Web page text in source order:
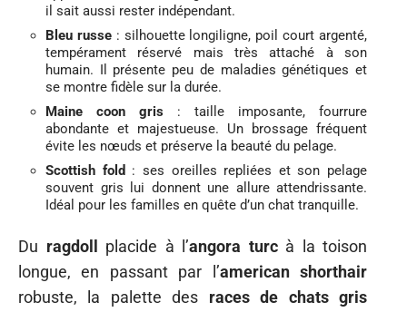
il sait aussi rester indépendant.
Bleu russe: silhouette longiligne, poil court argenté,
tempérament réservé mais très attaché à son
humain. Il présente peu de maladies génétiques et
se montre fidèle sur la durée.
Maine coon gris : taille imposante, fourrure
abondante et majestueuse. Un brossage fréquent
évite les nœuds et préserve la beauté du pelage.
Scottish fold : ses oreilles repliées et son pelage
souvent gris lui donnent une allure attendrissante.
Idéal pour les familles en quête d’un chat tranquille.
Du ragdoll placide à l’angora turcà la toison
longue, en passant par l’american shorthair
robuste, la palette des races de chats gris